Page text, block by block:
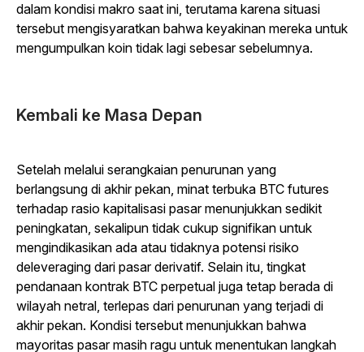
dalam kondisi makro saat ini, terutama karena situasi
tersebut mengisyaratkan bahwa keyakinan mereka untuk
mengumpulkan koin tidak lagi sebesar sebelumnya.
Kembali ke Masa Depan
Setelah melalui serangkaian penurunan yang
berlangsung di akhir pekan, minat terbuka BTC futures
terhadap rasio kapitalisasi pasar menunjukkan sedikit
peningkatan, sekalipun tidak cukup signifikan untuk
mengindikasikan ada atau tidaknya potensi risiko
deleveraging dari pasar derivatif. Selain itu, tingkat
pendanaan kontrak BTC perpetual juga tetap berada di
wilayah netral, terlepas dari penurunan yang terjadi di
akhir pekan. Kondisi tersebut menunjukkan bahwa
mayoritas pasar masih ragu untuk menentukan langkah